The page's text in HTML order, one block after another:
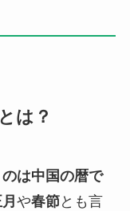
は？
は中国の暦で
や春節とも言